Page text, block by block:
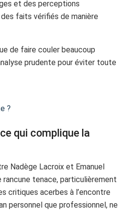
et des perceptions
faits vérifiés de manière
de faire couler beaucoup
prudente pour éviter toute
?
qui complique la
Nadège Lacroix et Emanuel
rancune tenace, particulièrement
critiques acerbes à l’encontre
personnel que professionnel, ne